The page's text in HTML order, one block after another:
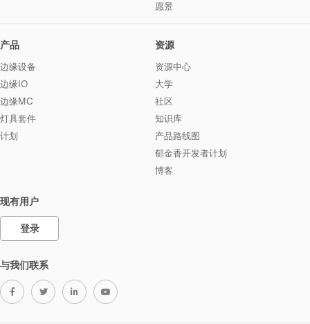
愿景
产品
边缘设备
边缘IO
边缘MC
灯具套件
计划
资源
资源中心
大学
社区
知识库
产品路线图
郁金香开发者计划
博客
现有用户
登录
与我们联系